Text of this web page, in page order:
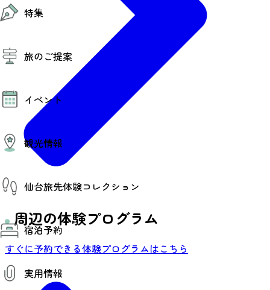
お得なチケット
エリアガイド
仙台観光PR動画ライブラリー
仙台から行く東北周遊旅
伝統的工芸品
特集
夜時間トピックス
旅のご提案
モデルコース
AIおまかせコース
オリジナルプラン
イベント
その他イベント情報（音楽・展示会）
スポーツ情報
コンベンション情報
観光情報
温泉
季節のイベント
プロスポーツチーム・プロオーケストラ
仙台の銘品
仙台夜時間
仙台観光マップ
仙台旅先体験コレクション
仙台旅先体験コレクション
体験プログラム検索（予約）
体験事業者からのお知らせ
体験トピックス
体験事業者
宿泊予約
実用情報
周辺の体験プログラム
すぐに予約できる体験プログラムはこちら